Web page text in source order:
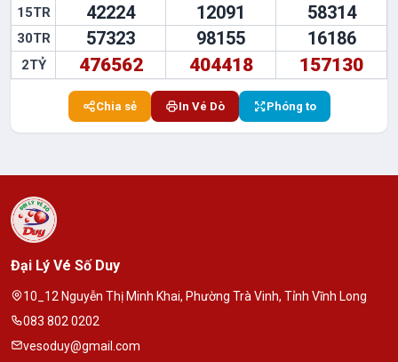
15TR 42224 12091 58314
30TR 57323 98155 16186
2TỶ 476562 404418 157130
Chia sẻ In Vé Dò Phóng to
Đại Lý Vé Số Duy
10_12 Nguyễn Thị Minh Khai, Phường Trà Vinh, Tỉnh Vĩnh Long
083 802 0202
vesoduy@gmail.com